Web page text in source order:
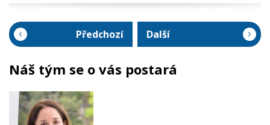
Předchozí Další
Náš tým se o vás postará